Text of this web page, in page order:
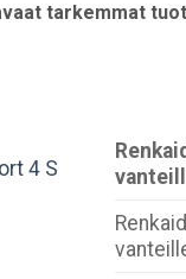
tarkemmat
4 S